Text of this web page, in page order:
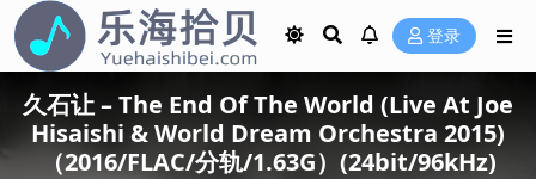
登录
久石让 – The End Of The World (Live At Joe
Hisaishi & World Dream Orchestra 2015)
（2016/FLAC/分轨/1.63G）(24bit/96kHz)